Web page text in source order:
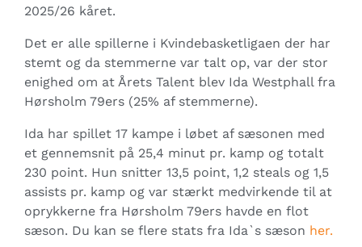
2025/26 kåret.
Det er alle spillerne i Kvindebasketligaen der har
stemt og da stemmerne var talt op, var der stor
enighed om at Årets Talent blev Ida Westphall fra
Hørsholm 79ers (25% af stemmerne).
Ida har spillet 17 kampe i løbet af sæsonen med
et gennemsnit på 25,4 minut pr. kamp og totalt
230 point. Hun snitter 13,5 point, 1,2 steals og 1,5
assists pr. kamp og var stærkt medvirkende til at
oprykkerne fra Hørsholm 79ers havde en flot
sæson. Du kan se flere stats fra Ida`s sæson her.